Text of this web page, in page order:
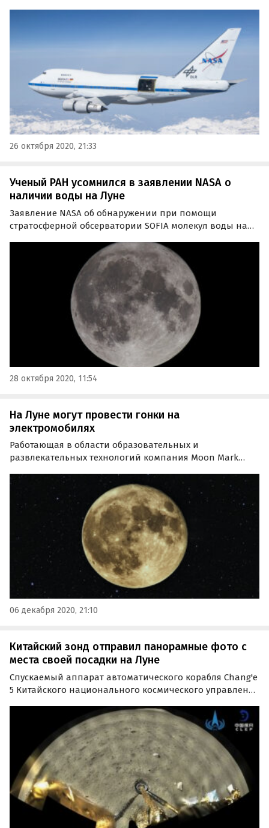
26 октября 2020, 21:33
Ученый РАН усомнился в заявлении NASA о
наличии воды на Луне
Заявление NASA об обнаружении при помощи
стратосферной обсерватории SOFIA молекул воды на
мнением выступил директор Института космических
исследований РАН Анатолий Петрукович в интервью
агентству РИА…
28 октября 2020, 11:54
На Луне могут провести гонки на
электромобилях
Работающая в области образовательных и
развлекательных технологий компания Moon Mark
истории гонку, трасса которой пройдет на Луне.
06 декабря 2020, 21:10
Китайский зонд отправил панорамные фото с
места своей посадки на Луне
Спускаемый аппарат автоматического корабля Chang'e
5 Китайского национального космического управления
фотоснимков, сделанных камерами посадочного блока
в месте прилунения аппарата на поверхности Луны.